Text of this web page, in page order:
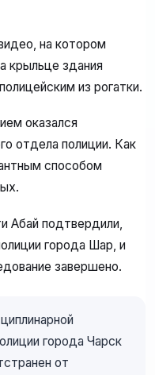
на котором
крыльце здания
из рогатки.
оказался
отдела полиции. Как
способом
Абай подтвердили,
города Шар, и
завершено.
города Чарск
от